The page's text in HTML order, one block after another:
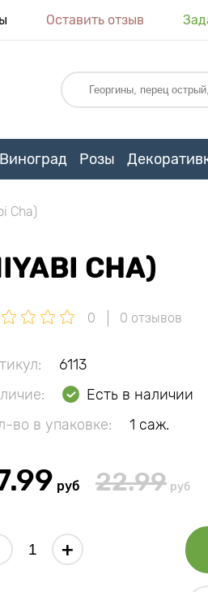
Оставить отзыв
Виноград Розы
Cha)
CHA)
0 0 отзывов
6113
Есть в наличии
во в упаковке:
1 саж.
руб 22.99 руб
+